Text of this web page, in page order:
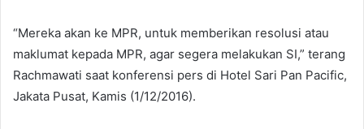
“Mereka akan ke MPR, untuk memberikan resolusi atau
maklumat kepada MPR, agar segera melakukan SI,” terang
Rachmawati saat konferensi pers di Hotel Sari Pan Pacific,
Jakata Pusat, Kamis (1/12/2016).